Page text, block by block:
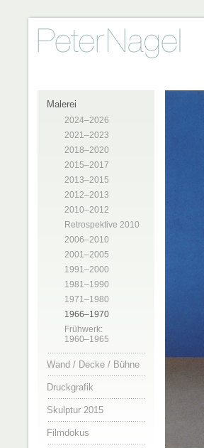
Malerei
2024–2026
2021–2023
2018–2020
2015–2017
2013–2015
2012–2013
2010–2012
Retrospektive 2010
2006–2010
2001–2005
1991–2000
1981–1990
1971–1980
1966–1970
Frühwerk:
1960–1965
Wand / Decke / Bühne
Druckgrafik
Skulptur 2015
Filmdokus